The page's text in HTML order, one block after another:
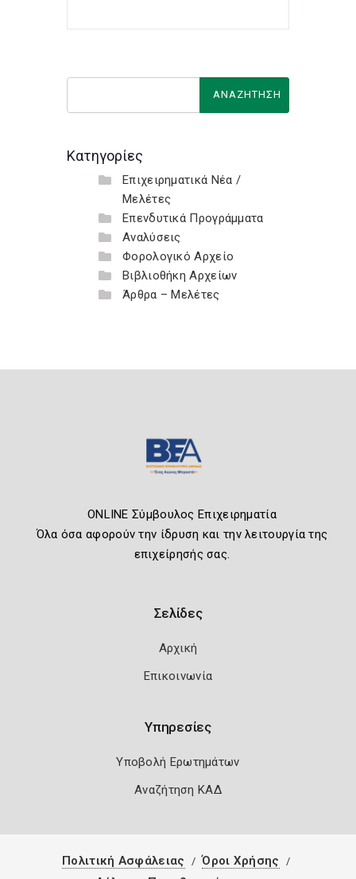
Κατηγορίες
Επιχειρηματικά Νέα /
Μελέτες
Επενδυτικά Προγράμματα
Αναλύσεις
Φορολογικό Αρχείο
Βιβλιοθήκη Αρχείων
Άρθρα – Μελέτες
ONLINE Σύμβουλος Επιχειρηματία
Όλα όσα αφορούν την ίδρυση και την λειτουργία της
επιχείρησής σας.
Σελίδες
Αρχική
Επικοινωνία
Υπηρεσίες
Υποβολή Ερωτημάτων
Αναζήτηση ΚΑΔ
Πολιτική Ασφάλειας
Όροι Χρήσης